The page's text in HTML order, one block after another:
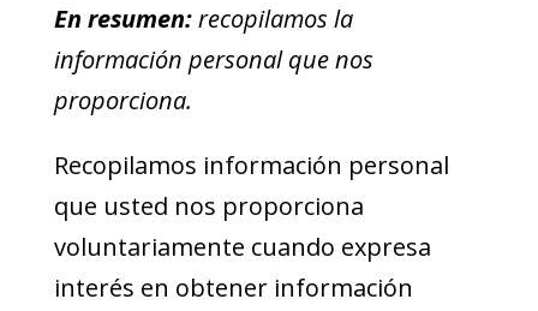
En resumen:recopilamos la
información personal que nos
proporciona.
Recopilamos información personal
que usted nos proporciona
voluntariamente cuando expresa
interés en obtener información